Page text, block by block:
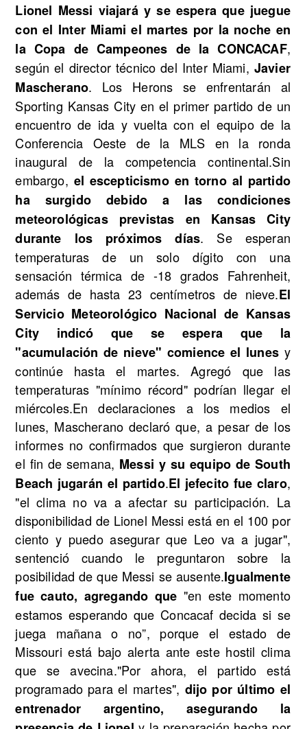
Lionel Messi viajará y se espera que juegue
con el Inter Miami el martes por la noche en
la Copa de Campeones de la CONCACAF,
según el director técnico del Inter Miami, Javier
Mascherano. Los Herons se enfrentarán al
Sporting Kansas City en el primer partido de un
encuentro de ida y vuelta con el equipo de la
Conferencia Oeste de la MLS en la ronda
inaugural de la competencia continental.Sin
embargo, el escepticismo en torno al partido
ha surgido debido a las condiciones
meteorológicas previstas en Kansas City
durante los próximos días. Se esperan
temperaturas de un solo dígito con una
sensación térmica de -18 grados Fahrenheit,
además de hasta 23 centímetros de nieve.El
Servicio Meteorológico Nacional de Kansas
City indicó que se espera que la
"acumulación de nieve" comience el lunes y
continúe hasta el martes. Agregó que las
temperaturas "mínimo récord" podrían llegar el
miércoles.En declaraciones a los medios el
lunes, Mascherano declaró que, a pesar de los
informes no confirmados que surgieron durante
el fin de semana, Messi y su equipo de South
Beach jugarán el partido.El jefecito fue claro,
"el clima no va a afectar su participación. La
disponibilidad de Lionel Messi está en el 100 por
ciento y puedo asegurar que Leo va a jugar",
sentenció cuando le preguntaron sobre la
posibilidad de que Messi se ausente.Igualmente
fue cauto, agregando que "en este momento
estamos esperando que Concacaf decida si se
juega mañana o no”, porque el estado de
Missouri está bajo alerta ante este hostil clima
que se avecina."Por ahora, el partido está
programado para el martes", dijo por último el
entrenador argentino, asegurando la